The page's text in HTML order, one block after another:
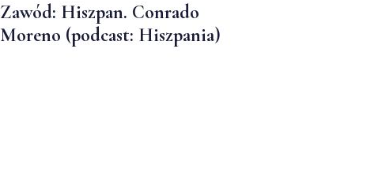
Zawód: Hiszpan. Conrado
Moreno (podcast: Hiszpania)